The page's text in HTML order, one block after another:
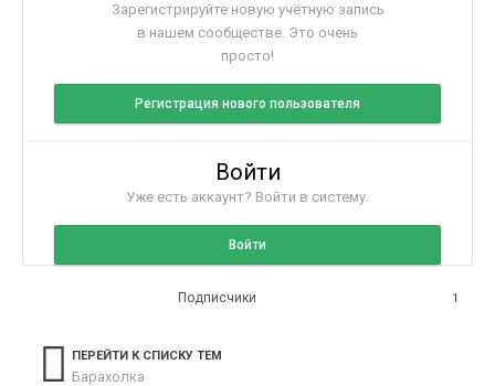
Зарегистрируйте новую учётную запись
в нашем сообществе. Это очень
просто!
Регистрация нового пользователя
Войти
Уже есть аккаунт? Войти в систему.
Войти
Подписчики 1
ПЕРЕЙТИ К СПИСКУ ТЕМ
Барахолка